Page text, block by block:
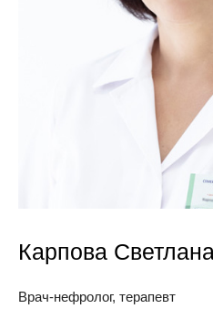
Карпова
Врач-нефролог, терапевт